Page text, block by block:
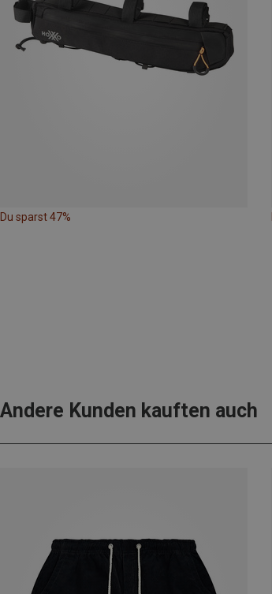
Du sparst 47%
Andere Kunden kauften auch